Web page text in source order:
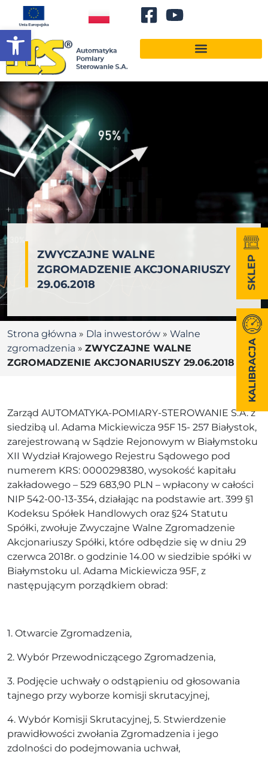
Otwórz pasek narzędzi
ZWYCZAJNE WALNE
ZGROMADZENIE AKCJONARIUSZY
29.06.2018
Strona główna » Dla inwestorów » Walne
zgromadzenia » ZWYCZAJNE WALNE
ZGROMADZENIE AKCJONARIUSZY 29.06.2018
Zarząd AUTOMATYKA-POMIARY-STEROWANIE S.A. z
siedzibą ul. Adama Mickiewicza 95F 15- 257 Białystok,
zarejestrowaną w Sądzie Rejonowym w Białymstoku
XII Wydział Krajowego Rejestru Sądowego pod
numerem KRS: 0000298380, wysokość kapitału
zakładowego – 529 683,90 PLN – wpłacony w całości
NIP 542-00-13-354, działając na podstawie art. 399 §1
Kodeksu Spółek Handlowych oraz §24 Statutu
Spółki, zwołuje Zwyczajne Walne Zgromadzenie
Akcjonariuszy Spółki, które odbędzie się w dniu 29
czerwca 2018r. o godzinie 14.00 w siedzibie spółki w
Białymstoku ul. Adama Mickiewicza 95F, z
następującym porządkiem obrad:
1. Otwarcie Zgromadzenia,
2. Wybór Przewodniczącego Zgromadzenia,
3. Podjęcie uchwały o odstąpieniu od głosowania
tajnego przy wyborze komisji skrutacyjnej,
4. Wybór Komisji Skrutacyjnej, 5. Stwierdzenie
prawidłowości zwołania Zgromadzenia i jego
zdolności do podejmowania uchwał,
KALIBRACJA